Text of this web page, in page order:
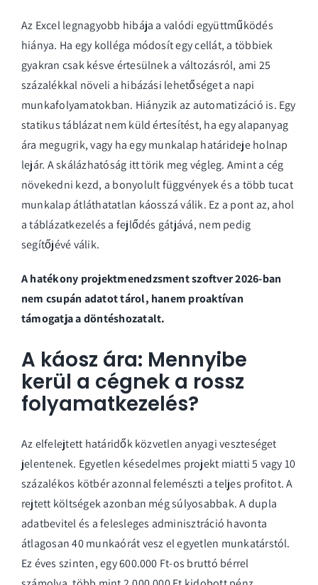
Az Excel legnagyobb hibája a valódi együttműködés
hiánya. Ha egy kolléga módosít egy cellát, a többiek
gyakran csak késve értesülnek a változásról, ami 25
százalékkal növeli a hibázási lehetőséget a napi
munkafolyamatokban. Hiányzik az automatizáció is. Egy
statikus táblázat nem küld értesítést, ha egy alapanyag
ára megugrik, vagy ha egy munkalap határideje holnap
lejár. A skálázhatóság itt törik meg végleg. Amint a cég
növekedni kezd, a bonyolult függvények és a több tucat
munkalap átláthatatlan káosszá válik. Ez a pont az, ahol
a táblázatkezelés a fejlődés gátjává, nem pedig
segítőjévé válik.
A hatékony projektmenedzsment szoftver 2026-ban
nem csupán adatot tárol, hanem proaktívan
támogatja a döntéshozatalt.
A káosz ára: Mennyibe
kerül a cégnek a rossz
folyamatkezelés?
Az elfelejtett határidők közvetlen anyagi veszteséget
jelentenek. Egyetlen késedelmes projekt miatti 5 vagy 10
százalékos kötbér azonnal felemészti a teljes profitot. A
rejtett költségek azonban még súlyosabbak. A dupla
adatbevitel és a felesleges adminisztráció havonta
átlagosan 40 munkaórát vesz el egyetlen munkatárstól.
Ez éves szinten, egy 600.000 Ft-os bruttó bérrel